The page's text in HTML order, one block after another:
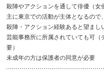
殺陣やアクションを通して俳優（
主に東京での活動が主体となるの
殺陣・アクション経験あると望まし
芸能事務所に所属されていても可
要）
未成年の方は保護者の同意が必要